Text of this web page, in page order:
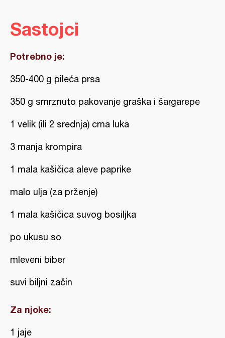
Sastojci
Potrebno je:
350-400 g pileća prsa
350 g smrznuto pakovanje graška i šargarepe
1 velik (ili 2 srednja) crna luka
3 manja krompira
1 mala kašičica aleve paprike
malo ulja (za prženje)
1 mala kašičica suvog bosiljka
po ukusu so
mleveni biber
suvi biljni začin
Za njoke:
1 jaje